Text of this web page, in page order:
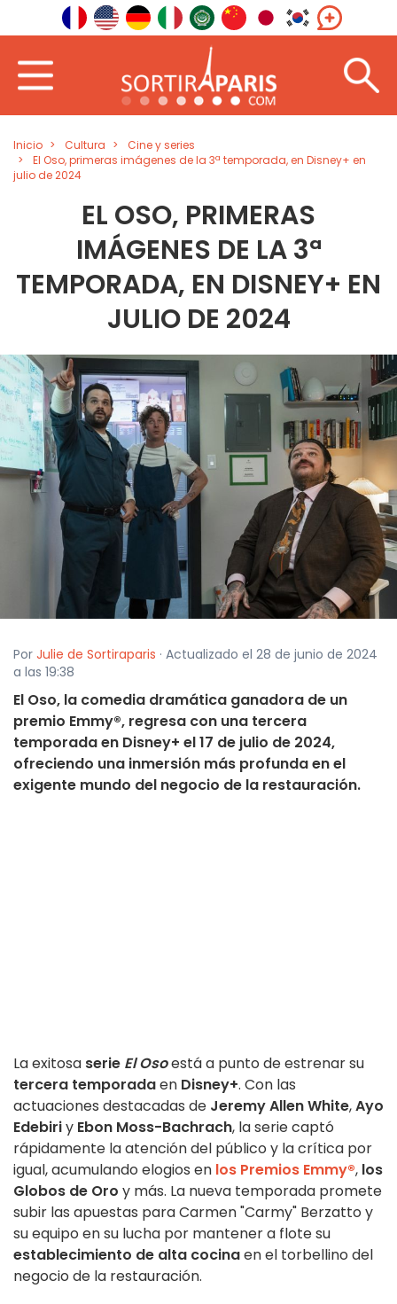
Inicio Cultura
Cine y series
El Oso, primeras imágenes de la 3ª temporada, en Disney+ en
julio de 2024
EL OSO, PRIMERAS
IMÁGENES DE LA 3ª
TEMPORADA, EN DISNEY+ EN
JULIO DE 2024
Por Julie de Sortiraparis · Actualizado el 28 de junio de 2024
a las 19:38
El Oso, la comedia dramática ganadora de un
premio Emmy®, regresa con una tercera
temporada en Disney+ el 17 de julio de 2024,
ofreciendo una inmersión más profunda en el
exigente mundo del negocio de la restauración.
La exitosa serie El Osoestá a punto de estrenar su
tercera temporadaen Disney+. Con las
actuaciones destacadas de Jeremy Allen White,Ayo
Edebiriy Ebon Moss-Bachrach, la serie captó
rápidamente la atención del público y la crítica por
igual, acumulando elogios en los Premios Emmy®, los
Globos de Oro y más. La nueva temporada promete
subir las apuestas para Carmen "Carmy" Berzatto y
su equipo en su lucha por mantener a flote su
establecimiento de alta cocinaen el torbellino del
negocio de la restauración.